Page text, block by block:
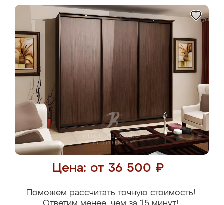
Цена: от 36 500 ₽
Поможем рассчитать точную стоимость!